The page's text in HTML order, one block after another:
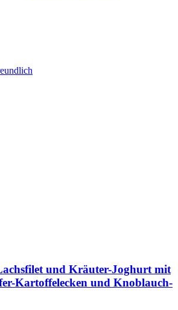
und Kräuter-Joghurt mit
Kartoffelecken und Knoblauch-